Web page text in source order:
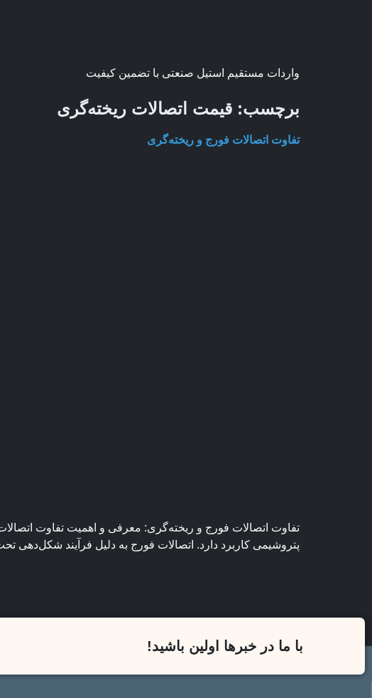
واردات مستقیم استیل صنعتی با تضمین کیفیت
برچسب: قیمت اتصالات ریخته‌گری
تفاوت اتصالات فورج و ریخته‌گری
تفاوت اتصالات فورج و ریخته‌گری: معرفی و اهمیت تفاوت
پتروشیمی کاربرد دارد. اتصالات فورج به دلیل فرآیند شکل‌دهی
با ما در خبرها اولین باشید!